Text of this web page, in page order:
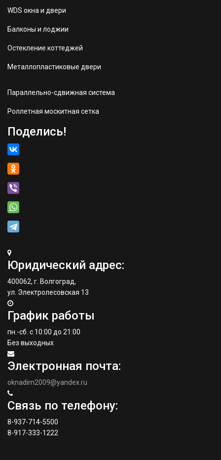
WDS окна и двери
Балконы и лоджии
Остекление коттеджей
Металлопластиковые двери
Параллельно-сдвижная система
Роллетная москитная сетка
Поделись!
Юридический адрес:
400062, г. Волгоград,
ул. Электролесовская 13
График работы
пн.-сб. с 10:00 до 21:00
Без выходных
Электронная почта:
oknadim2009@yandex.ru
Связь по телефону:
8-937-714-5500
8-917-333-1222